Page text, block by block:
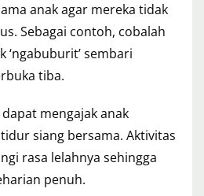
anak agar mereka tidak
Sebagai contoh, cobalah
‘ngabuburit’ sembari
tiba.
mengajak anak
siang bersama. Aktivitas
rasa lelahnya sehingga
penuh.